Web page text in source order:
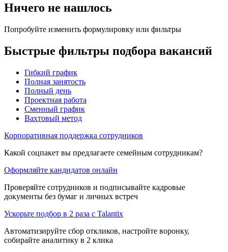
Ничего не нашлось
Попробуйте изменить формулировку или фильтры
Быстрые фильтры подбора вакансий
Гибкий график
Полная занятость
Полный день
Проектная работа
Сменный график
Вахтовый метод
Корпоративная поддержка сотрудников
Какой соцпакет вы предлагаете семейным сотрудникам?
Оформляйте кандидатов онлайн
Проверяйте сотрудников и подписывайте кадровые
документы без бумаг и личных встреч
Ускорьте подбор в 2 раза с Talantix
Автоматизируйте сбор откликов, настройте воронку,
собирайте аналитику в 2 клика